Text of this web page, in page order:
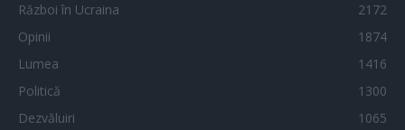
Război în Ucraina
2172
Opinii
1874
Lumea
1416
Politică
1300
Dezvăluiri
1065